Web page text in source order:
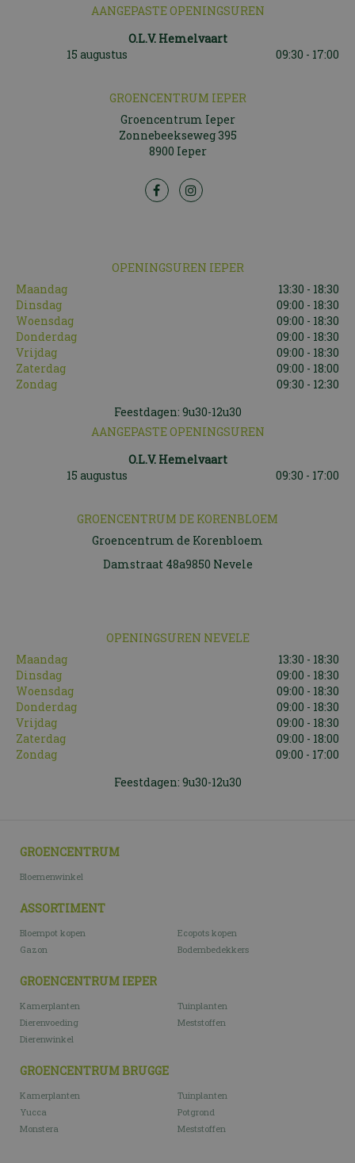
AANGEPASTE OPENINGSUREN
O.L.V. Hemelvaart
15 augustus
09:30 - 17:00
GROENCENTRUM IEPER
Groencentrum Ieper
Zonnebeekseweg 395
8900 Ieper
OPENINGSUREN IEPER
Maandag
13:30 - 18:30
Dinsdag
09:00 - 18:30
Woensdag
09:00 - 18:30
Donderdag
09:00 - 18:30
Vrijdag
09:00 - 18:30
Zaterdag
09:00 - 18:00
Zondag
09:30 - 12:30
Feestdagen: 9u30-12u30
AANGEPASTE OPENINGSUREN
O.L.V. Hemelvaart
15 augustus
09:30 - 17:00
GROENCENTRUM DE KORENBLOEM
Groencentrum de Korenbloem
Damstraat 48a9850 Nevele
OPENINGSUREN NEVELE
Maandag
13:30 - 18:30
Dinsdag
09:00 - 18:30
Woensdag
09:00 - 18:30
Donderdag
09:00 - 18:30
Vrijdag
09:00 - 18:30
Zaterdag
09:00 - 18:00
Zondag
09:00 - 17:00
Feestdagen: 9u30-12u30
GROENCENTRUM
Bloemenwinkel
ASSORTIMENT
Bloempot kopen
Ecopots kopen
Gazon
Bodembedekkers
GROENCENTRUM IEPER
Kamerplanten
Tuinplanten
Dierenvoeding
Meststoffen
Dierenwinkel
GROENCENTRUM BRUGGE
Kamerplanten
Tuinplanten
Yucca
Potgrond
Monstera
Meststoffen